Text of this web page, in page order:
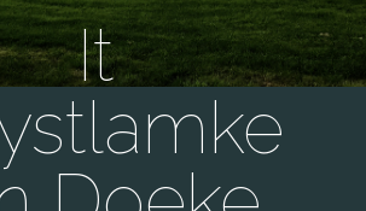
It